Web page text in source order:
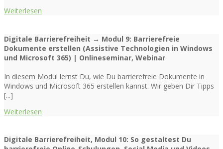
Weiterlesen
Digitale Barrierefreiheit → Modul 9: Barrierefreie
Dokumente erstellen (Assistive Technologien in Windows
und Microsoft 365) | Onlineseminar, Webinar
In diesem Modul lernst Du, wie Du barrierefreie Dokumente in
Windows und Microsoft 365 erstellen kannst. Wir geben Dir Tipps
[...]
Weiterlesen
Digitale Barrierefreiheit, Modul 10: So gestaltest Du